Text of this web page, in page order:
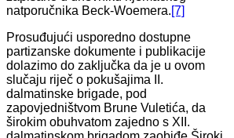
natporučnika Beck-Woemera.[7]
Prosuđujući usporedno dostupne
partizanske dokumente i publikacije
dolazimo do zaključka da je u ovom
slučaju riječ o pokušajima II.
dalmatinske brigade, pod
zapovjedništvom Brune Vuletića, da
širokim obuhvatom zajedno s XII.